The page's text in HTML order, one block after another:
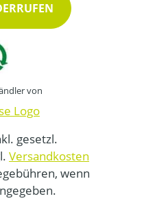
von
gesetzl.
Versandkosten
wenn